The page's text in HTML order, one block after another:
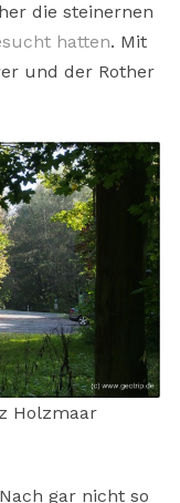
die steinernen
hatten. Mit
und der Rother
Holzmaar
gar nicht so